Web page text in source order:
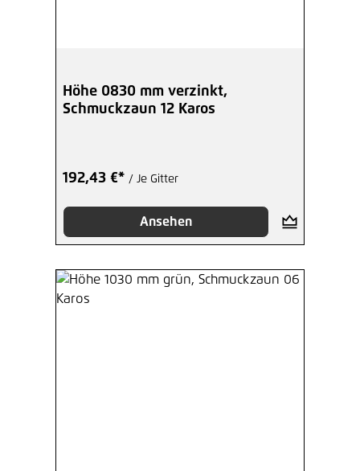
Höhe 0830 mm verzinkt,
Schmuckzaun 12 Karos
192,43 €* / Je Gitter
Ansehen